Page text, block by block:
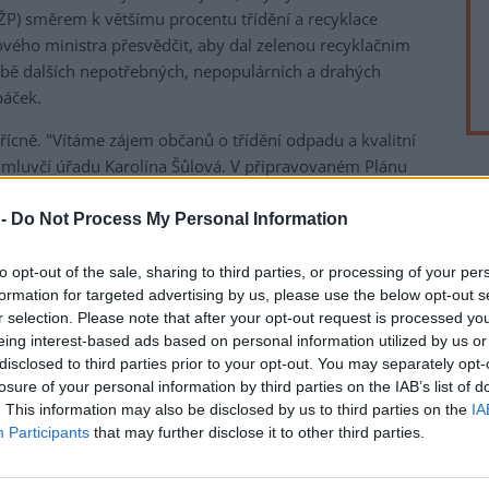
Do Not Process My Personal Information
opt-out of the sale, sharing to third parties, or processing of your
for targeted advertising by us, please use the below opt-out
selection. Please note that after your opt-out request is processed
interest-based ads based on personal information utilized by us
to third parties prior to your opt-out. You may separately
of your personal information by third parties on the IAB’s list of
This information may also be disclosed by us to third parties on the
Participants that may further disclose it to other third parties.
směrem k většímu procentu třídění a recyklace
ministra přesvědčit, aby dal zelenou recyklačnim
dalších nepotřebných, nepopulárních a drahých
"Vítáme zájem občanů o třídění odpadu a kvalitní
úřadu Karolína Šůlová. V připravovaném Plánu
podle ní MŽP prevenci vzniku odpadu. "Jednou z
výrobků. V případě, kdy již odpad vznikne, je na
materiálové využití, mezi které patří predevšim
ministerstvo ješte projednat s kraji a s ostatními
svým nařízením.
DUHA)
Míra třídění
2 %
2 %